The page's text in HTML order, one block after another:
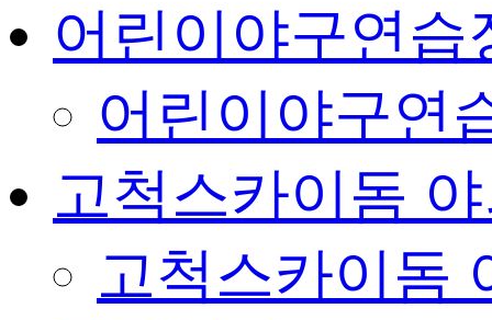
어린이야구연습
어린이야구연
고척스카이돔
고척스카이돔